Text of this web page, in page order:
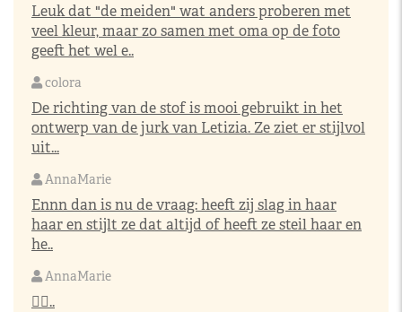
Leuk dat "de meiden" wat anders proberen met
veel kleur, maar zo samen met oma op de foto
geeft het wel e..
colora
De richting van de stof is mooi gebruikt in het
ontwerp van de jurk van Letizia. Ze ziet er stijlvol
uit...
AnnaMarie
Ennn dan is nu de vraag: heeft zij slag in haar
haar en stijlt ze dat altijd of heeft ze steil haar en
he..
AnnaMarie
👌🏼..